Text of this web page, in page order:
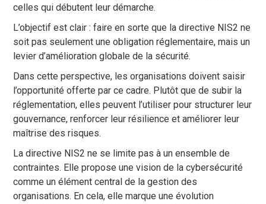
celles qui débutent leur démarche.
L’objectif est clair : faire en sorte que la directive NIS2 ne
soit pas seulement une obligation réglementaire, mais un
levier d’amélioration globale de la sécurité.
Dans cette perspective, les organisations doivent saisir
l’opportunité offerte par ce cadre. Plutôt que de subir la
réglementation, elles peuvent l’utiliser pour structurer leur
gouvernance, renforcer leur résilience et améliorer leur
maîtrise des risques.
La directive NIS2 ne se limite pas à un ensemble de
contraintes. Elle propose une vision de la cybersécurité
comme un élément central de la gestion des
organisations. En cela, elle marque une évolution